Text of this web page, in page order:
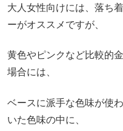
大人女性向けには、落ち
ーがオススメですが、
黄色やピンクなど比較的
場合には、
ベースに派手な色味が使
いた色味の中に、